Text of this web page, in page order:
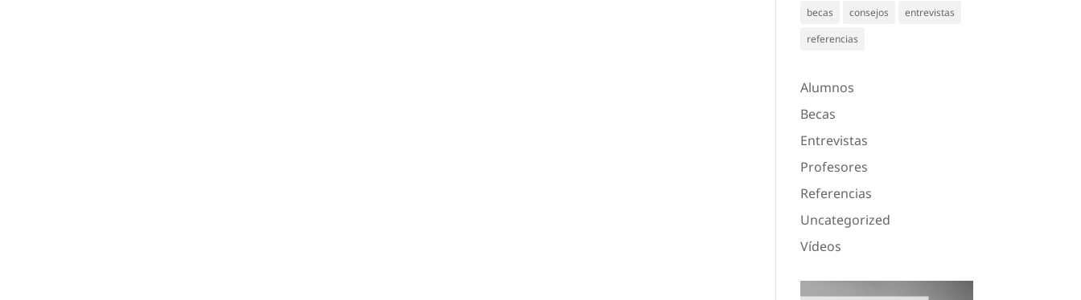
becas consejos
entrevistas
referencias
Alumnos
Becas
Entrevistas
Profesores
Referencias
Uncategorized
Vídeos